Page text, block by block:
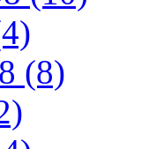
(8)